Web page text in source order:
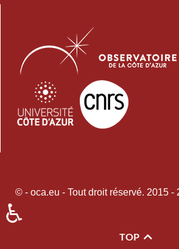
© - oca.eu - Tout droit réservé. 2015 -
TOP